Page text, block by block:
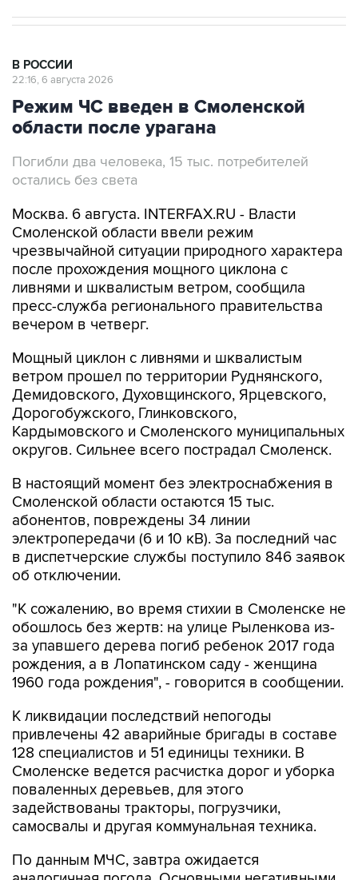
В РОССИИ
22:16, 6 августа 2026
Режим ЧС введен в Смоленской
области после урагана
Погибли два человека, 15 тыс. потребителей
остались без света
Москва. 6 августа. INTERFAX.RU - Власти
Смоленской области ввели режим
чрезвычайной ситуации природного характера
после прохождения мощного циклона с
ливнями и шквалистым ветром, сообщила
пресс-служба регионального правительства
вечером в четверг.
Мощный циклон с ливнями и шквалистым
ветром прошел по территории Руднянского,
Демидовского, Духовщинского, Ярцевского,
Дорогобужского, Глинковского,
Кардымовского и Смоленского муниципальных
округов. Сильнее всего пострадал Смоленск.
В настоящий момент без электроснабжения в
Смоленской области остаются 15 тыс.
абонентов, повреждены 34 линии
электропередачи (6 и 10 кВ). За последний час
в диспетчерские службы поступило 846 заявок
об отключении.
"К сожалению, во время стихии в Смоленске не
обошлось без жертв: на улице Рыленкова из-
за упавшего дерева погиб ребенок 2017 года
рождения, а в Лопатинском саду - женщина
1960 года рождения", - говорится в сообщении.
К ликвидации последствий непогоды
привлечены 42 аварийные бригады в составе
128 специалистов и 51 единицы техники. В
Смоленске ведется расчистка дорог и уборка
поваленных деревьев, для этого
задействованы тракторы, погрузчики,
самосвалы и другая коммунальная техника.
По данным МЧС, завтра ожидается